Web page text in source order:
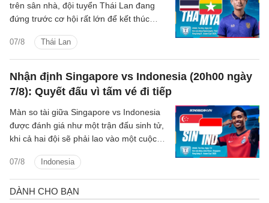
07/8 Thái Lan
trên sân nhà, đội tuyển Thái Lan đang
đứng trước cơ hội rất lớn để kết thúc
toàn thắng.
Nhận định Singapore vs Indonesia (20h00 ngày
7/8): Quyết đấu vì tấm vé đi tiếp
07/8 Indonesia
Màn so tài giữa Singapore vs Indonesia
được đánh giá như một trận đấu sinh tử,
khi cả hai đội sẽ phải lao vào một cuộc
vào bán kết.